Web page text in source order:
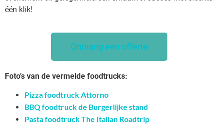
één klik!
Ontvang een offerte
Foto’s van de vermelde foodtrucks:
Pizza foodtruck Attorno
BBQ foodtruck de Burgerlijke stand
Pasta foodtruck The Italian Roadtrip